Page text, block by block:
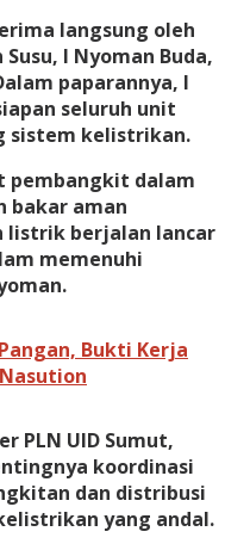
langsung oleh
I Nyoman Buda,
paparannya, I
seluruh unit
sistem kelistrikan.
pembangkit dalam
bakar aman
listrik berjalan lancar
memenuhi
Bukti Kerja
PLN UID Sumut,
koordinasi
dan distribusi
yang andal.